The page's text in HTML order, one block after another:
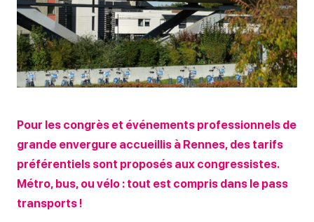
Pour les congrès et événements professionnels de
grande envergure accueillis à Rennes, des tarifs
préférentiels sont proposés aux congressistes.
Métro, bus, ou vélo : tout est compris dans le pass
transports !